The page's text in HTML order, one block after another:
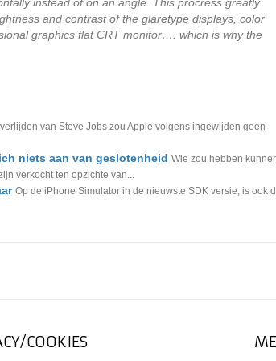
and contrast of the glaretype displays, color
graphics flat CRT monitor…. which is why the
van Steve Jobs zou Apple volgens ingewijden geen
niets aan van geslotenheid Wie zou hebben
verkocht ten opzichte van...
Op de iPhone Simulator in de nieuwste SDK versie, is ook
COOKIES